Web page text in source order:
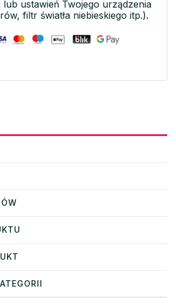
ustawień Twojego urządzenia
filtr światła niebieskiego itp.).